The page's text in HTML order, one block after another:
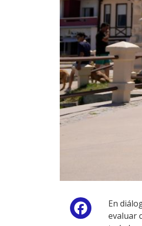
Facebook
En
evaluar